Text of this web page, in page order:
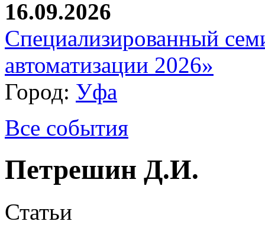
16.09.2026
Специализированный
автоматизации 2026»
Город: Уфа
Все события
Петрешин Д.И.
Статьи